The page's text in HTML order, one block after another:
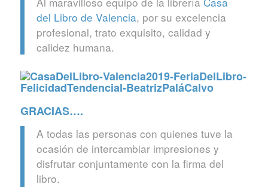
del Libro de Valencia, por su excelencia
profesional, trato exquisito, calidad y
calidez humana.
GRACIAS….
A todas las personas con quienes tuve la
ocasión de intercambiar impresiones y
disfrutar conjuntamente con la firma del
libro.